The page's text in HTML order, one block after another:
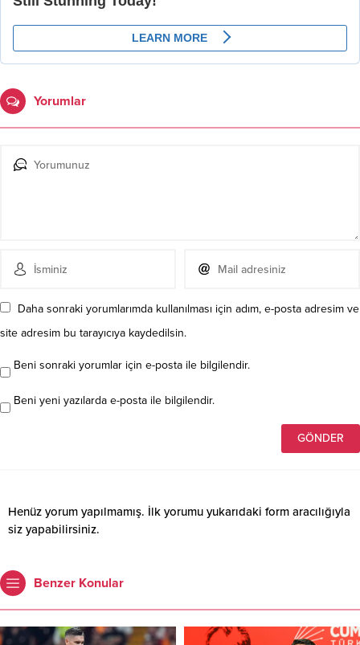
Yorumlar
Daha sonraki yorumlarımda kullanılması için adım, e-posta adresim ve
site adresim bu tarayıcıya kaydedilsin.
Beni sonraki yorumlar için e-posta ile bilgilendir.
Beni yeni yazılarda e-posta ile bilgilendir.
Henüz yorum yapılmamış. İlk yorumu yukarıdaki form aracılığıyla
siz yapabilirsiniz.
Benzer Konular